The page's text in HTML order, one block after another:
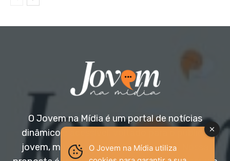
O Jovem na Mídia é um portal de notícias
dinâmico e acessível, voltado para o público
jovem, mas aberto a todas as idades. Nossa
O Jovem na Mídia utiliza